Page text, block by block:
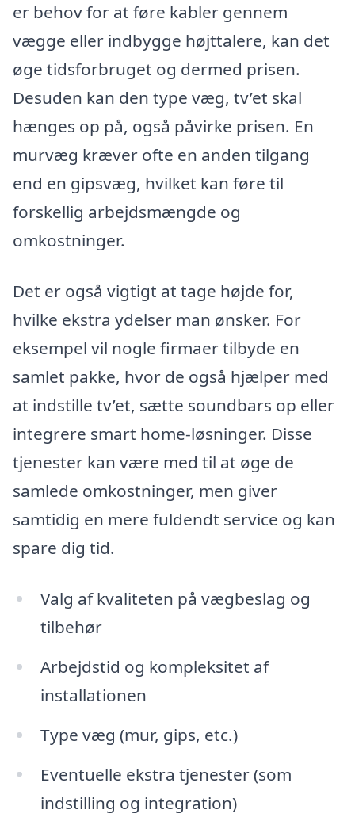
er behov for at føre kabler gennem
vægge eller indbygge højttalere, kan det
øge tidsforbruget og dermed prisen.
Desuden kan den type væg, tv’et skal
hænges op på, også påvirke prisen. En
murvæg kræver ofte en anden tilgang
end en gipsvæg, hvilket kan føre til
forskellig arbejdsmængde og
omkostninger.
Det er også vigtigt at tage højde for,
hvilke ekstra ydelser man ønsker. For
eksempel vil nogle firmaer tilbyde en
samlet pakke, hvor de også hjælper med
at indstille tv’et, sætte soundbars op eller
integrere smart home-løsninger. Disse
tjenester kan være med til at øge de
samlede omkostninger, men giver
samtidig en mere fuldendt service og kan
spare dig tid.
Valg af kvaliteten på vægbeslag og
tilbehør
Arbejdstid og kompleksitet af
installationen
Type væg (mur, gips, etc.)
Eventuelle ekstra tjenester (som
indstilling og integration)